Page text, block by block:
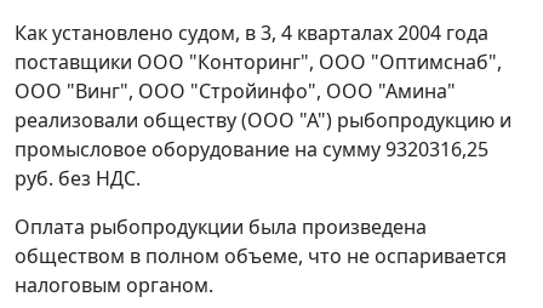
Как установлено судом, в 3, 4 кварталах 2004 года
поставщики ООО "Конторинг", ООО "Оптимснаб",
ООО "Винг", ООО "Стройинфо", ООО "Амина"
реализовали обществу (ООО "А") рыбопродукцию и
промысловое оборудование на сумму 9320316,25
руб. без НДС.
Оплата рыбопродукции была произведена
обществом в полном объеме, что не оспаривается
налоговым органом.